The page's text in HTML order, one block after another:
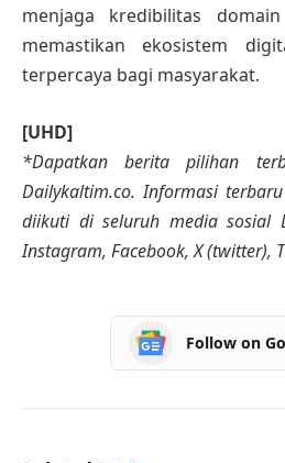
menjaga kredibilitas
memastikan ekosistem
terpercaya bagi masyarakat.
[UHD]
*Dapatkan berita pilihan
Dailykaltim.co. Informasi
diikuti di seluruh media sosial
Instagram, Facebook, X (twitter),
Follow on